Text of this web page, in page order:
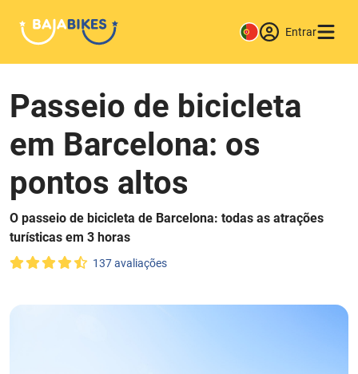
Entrar
Passeio de bicicleta
em Barcelona: os
pontos altos
O passeio de bicicleta de Barcelona: todas as atrações
turísticas em 3 horas
137 avaliações